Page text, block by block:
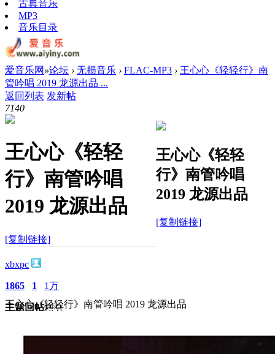
古典音乐
MP3
音乐目录
爱音乐网 »论坛 › 无损音乐 › FLAC-MP3 › 王心心《轻轻行》南
管吟唱 2019 龙源出品 ...
返回列表 发新帖
7140
王心心《轻轻
行》南管吟唱
2019 龙源出品
[复制链接]
王心心《轻轻
行》南管吟唱
2019 龙源出品
[复制链接]
xbxpc
1865
主题
1
回帖
1万
积分
王心心《轻轻行》南管吟唱 2019 龙源出品